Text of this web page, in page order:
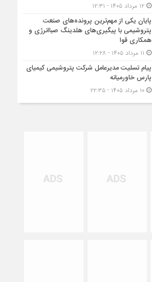
۱۲ مرداد ۱۴۰۵ - ۱۲:۳۱
پایان یکی از مهم‌ترین پرونده‌های صنعت
پتروشیمی با پیگیری‌های هلدینگ صباانرژی و
همکاری قوا
پیام تسلیت مدیرعامل شرکت پتروشیمی کیمیای
پارس خاورمیانه
۱۰ مرداد ۱۴۰۵ - ۲۲:۳۵